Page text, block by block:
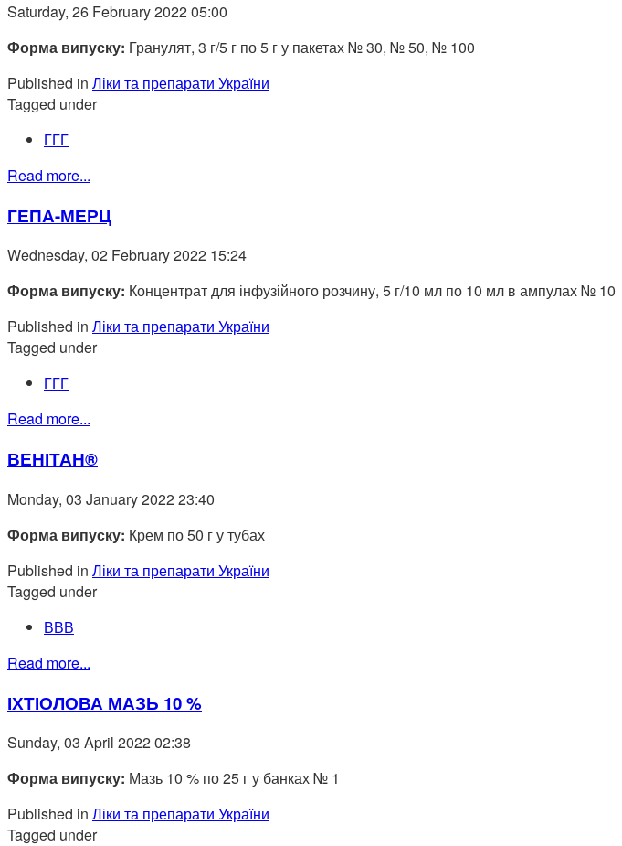
Saturday, 26 February 2022 05:00
Форма випуску: Гранулят, 3 г/5 г по 5 г у пакетах № 30, № 50, № 100
Published in Ліки та препарати України
Tagged under
ГГГ
Read more...
ГЕПА-МЕРЦ
Wednesday, 02 February 2022 15:24
Форма випуску: Концентрат для інфузійного розчину, 5 г/10 мл по 10 мл в ампулах № 10
Published in Ліки та препарати України
Tagged under
ГГГ
Read more...
ВЕНІТАН®
Monday, 03 January 2022 23:40
Форма випуску: Крем по 50 г у тубах
Published in Ліки та препарати України
Tagged under
ВВВ
Read more...
ІХТІОЛОВА МАЗЬ 10 %
Sunday, 03 April 2022 02:38
Форма випуску: Мазь 10 % по 25 г у банках № 1
Published in Ліки та препарати України
Tagged under